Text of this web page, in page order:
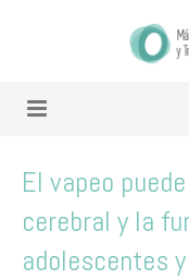
El vapeo
cerebral y la
adolescentes